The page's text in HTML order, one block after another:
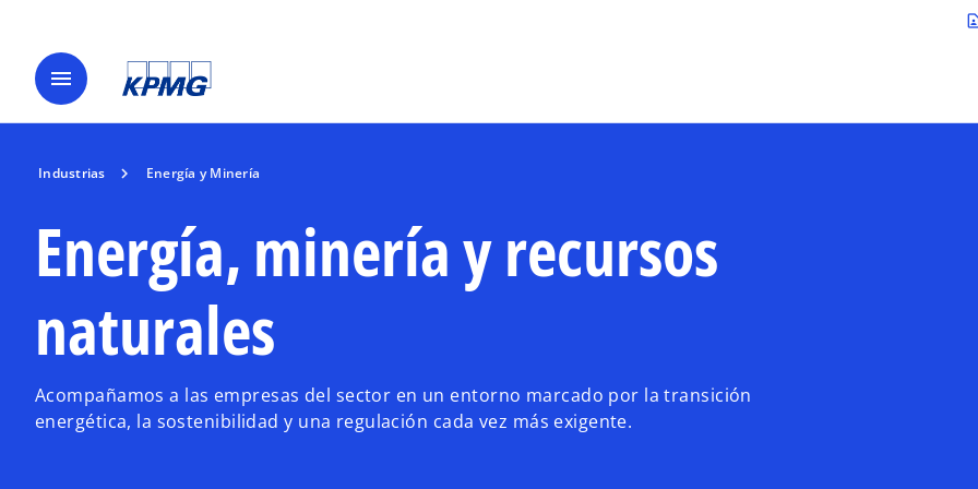
Saltar al contenido principal
menu
Industrias Energía y Minería
Energía, minería y recursos
naturales
Acompañamos a las empresas del sector en un entorno marcado por la transición
energética, la sostenibilidad y una regulación cada vez más exigente.